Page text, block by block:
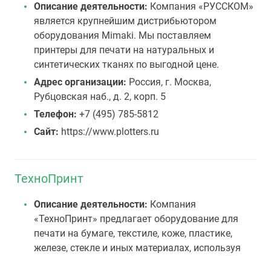
Описание деятельности: Компания «РУССКОМ»
является крупнейшим дистрибьютором
оборудования Mimaki. Мы поставляем
принтеры для печати на натуральных и
синтетических тканях по выгодной цене.
Адрес организации: Россия, г. Москва,
Рубцовская наб., д. 2, корп. 5
Телефон: +7 (495) 785-5812
Сайт: https://www.plotters.ru
ТехноПринт
Описание деятельности: Компания
«ТехноПринт» предлагает оборудование для
печати на бумаге, текстиле, коже, пластике,
железе, стекле и иных материалах, используя